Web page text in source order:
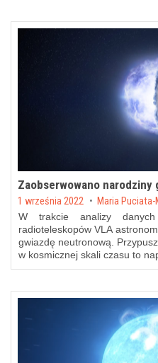
Zaobserwowano
Posted on
1 września 2022 byMaria
W trakcie analizy
radioteleskopów VLA
gwiazdę neutronową.
w kosmicznej skali czasu to